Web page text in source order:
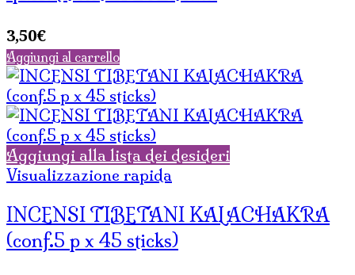
3,50€
Aggiungi al carrello
Aggiungi alla lista dei desideri
Visualizzazione rapida
INCENSI TIBETANI KALACHAKRA
(conf.5 p x 45 sticks)